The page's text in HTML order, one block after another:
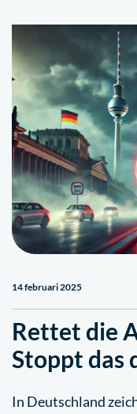
14 februari 2025
Rettet die
Stoppt das
In Deutschland